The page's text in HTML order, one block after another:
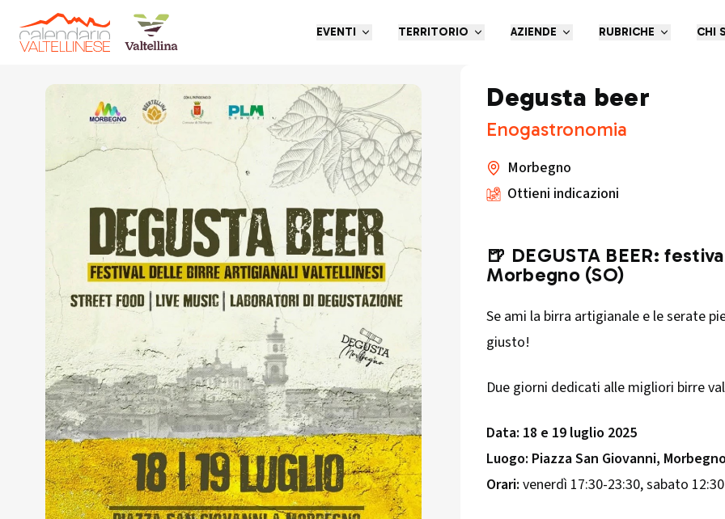
EVENTI TERRITORIO AZIENDE RUBRICHE CHI
Torna indietro
Degusta beer
Enogastronomia
Morbegno
Ottieni indicazioni
🍺 DEGUSTA BEER:
Morbegno (SO)
Se ami la birra artigianale e le serate
giusto!
Due giorni dedicati alle migliori birre
Data: 18 e 19 luglio 2025
Luogo: Piazza San Giovanni,
Orari: venerdì 17:30-23:30, sabato